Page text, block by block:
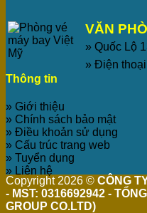
VĂN
» Quốc Lộ
» Điện
Thông tin
» Giới thiệu
» Chính sách bảo mật
» Điều khoản sử dụng
» Cấu trúc trang web
» Tuyển dụng
» Liên hệ
Copyright 2026 © CÔNG
- MST: 0316692942 -
GROUP CO.LTD)